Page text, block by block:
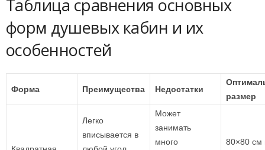
Таблица сравнения основных
форм душевых кабин и их
особенностей
Форма Преимущества Недостатки
размер
Легко
вписывается в
Может
занимать
много
80×80 см